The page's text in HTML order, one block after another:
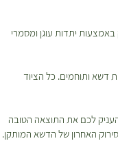
יתדות עוגן ומסמרי
דשא ותוחמים. כל הציוד
לכם את התוצאה הטובה
האחרון של הדשא המותקן.